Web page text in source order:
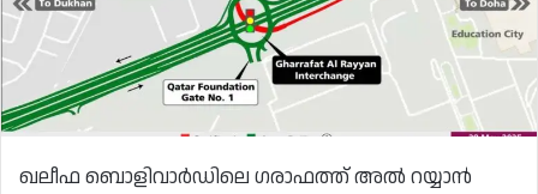
ഖലീഫ ബൊളിവാർഡിലെ ഗരാഫത്ത് അൽ റയ്യാൻ